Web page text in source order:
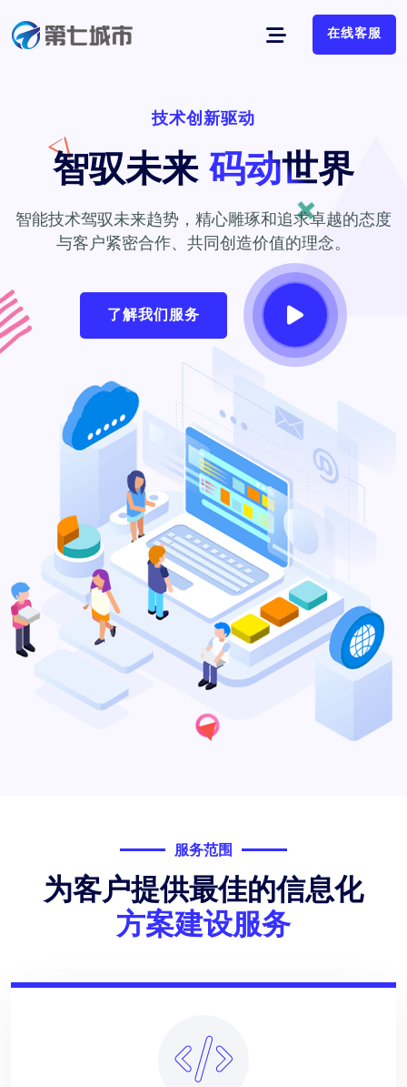
在线客服
技术创新驱动
智驭未来码动世界
智能技术驾驭未来趋势，精心雕琢和追求卓越的态度
与客户紧密合作、共同创造价值的理念。
了解我们服务
服务范围
为客户提供最佳的信息化
方案建设服务